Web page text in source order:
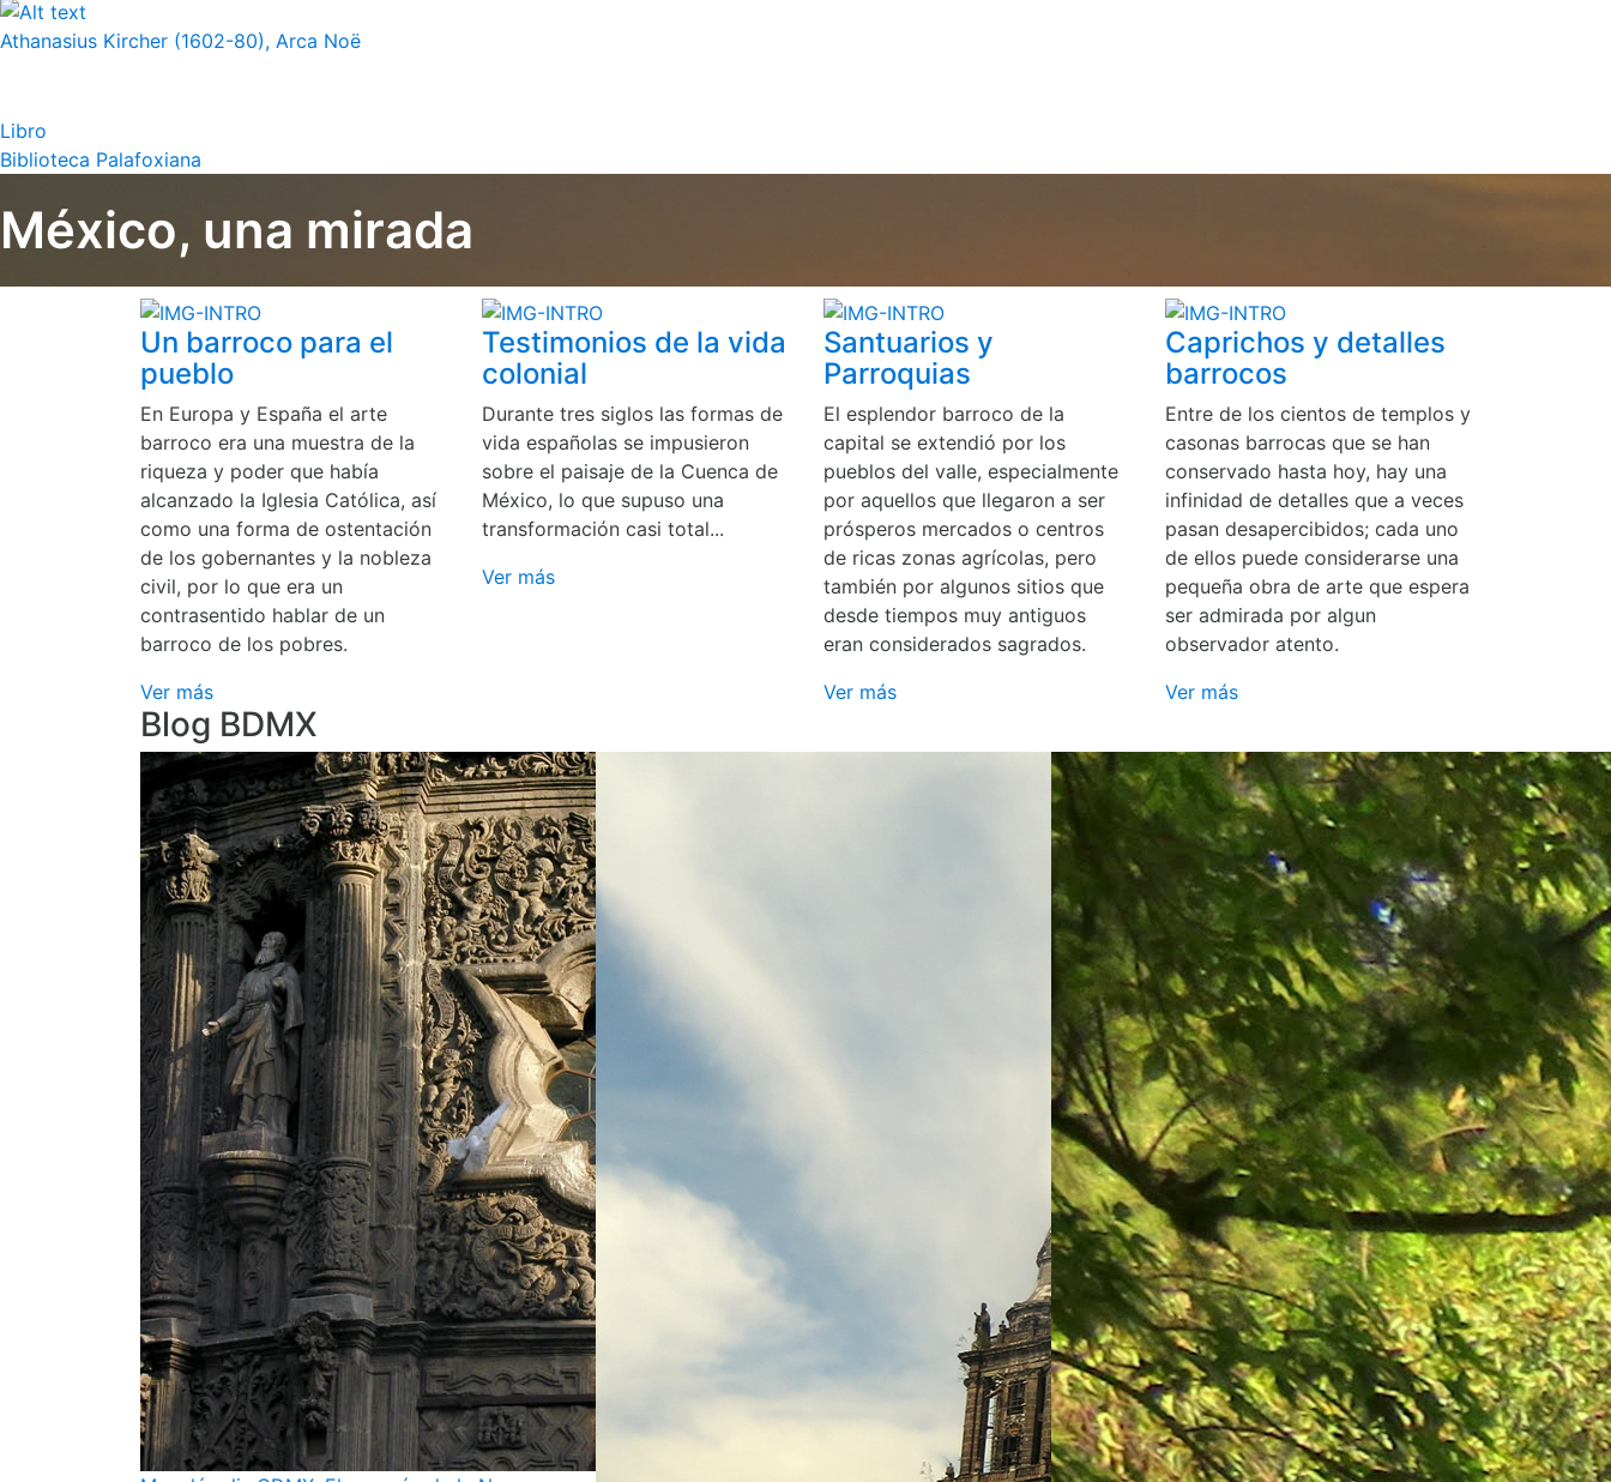
Athanasius Kircher (1602-80), Arca Noë
Libro
Biblioteca Palafoxiana
México, una mirada
Un barroco para el
pueblo
En Europa y España el arte
barroco era una muestra de la
riqueza y poder que había
alcanzado la Iglesia Católica, así
como una forma de ostentación
de los gobernantes y la nobleza
civil, por lo que era un
contrasentido hablar de un
barroco de los pobres.
Ver más
Testimonios de la vida
colonial
Durante tres siglos las formas de
vida españolas se impusieron
sobre el paisaje de la Cuenca de
México, lo que supuso una
transformación casi total...
Ver más
Santuarios y
Parroquias
El esplendor barroco de la
capital se extendió por los
pueblos del valle, especialmente
por aquellos que llegaron a ser
prósperos mercados o centros
de ricas zonas agrícolas, pero
también por algunos sitios que
desde tiempos muy antiguos
eran considerados sagrados.
Ver más
Caprichos y detalles
barrocos
Entre de los cientos de templos y
casonas barrocas que se han
conservado hasta hoy, hay una
infinidad de detalles que a veces
pasan desapercibidos; cada uno
de ellos puede considerarse una
pequeña obra de arte que espera
ser admirada por algun
observador atento.
Ver más
Blog BDMX